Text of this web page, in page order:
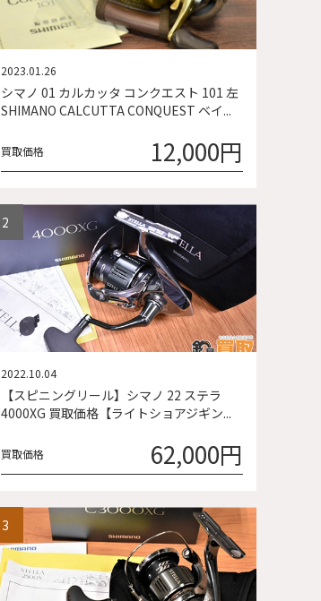
シマノ 01 カルカッタ コンクエスト 101 左
SHIMANO CALCUTTA CONQUEST ベイ...
2023.01.26
買取価格 12,000円
【スピニングリール】シマノ 22 ステラ
4000XG 買取価格【ライトショアジギン...
2022.10.04
買取価格 62,000円